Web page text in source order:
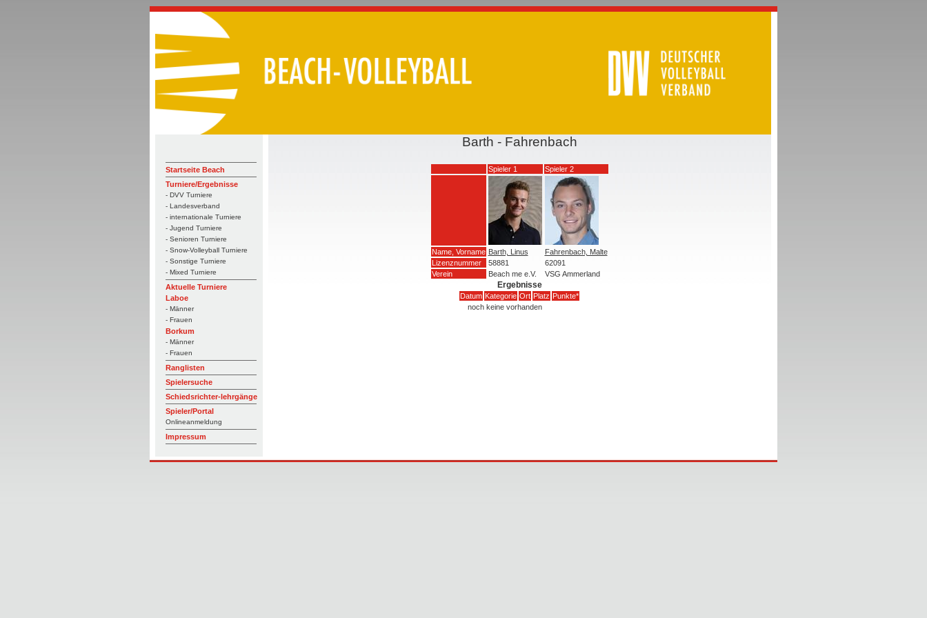
Startseite Beach
Turniere/Ergebnisse
- DVV Turniere
- Landesverband
- internationale Turniere
- Jugend Turniere
- Senioren Turniere
- Snow-Volleyball Turniere
- Sonstige Turniere
- Mixed Turniere
Aktuelle Turniere
Laboe
- Männer
- Frauen
Borkum
- Männer
- Frauen
Ranglisten
Spielersuche
Schiedsrichter-lehrgänge
Spieler/Portal
Onlineanmeldung
Impressum
Barth - Fahrenbach
Spieler 1 Spieler 2
Name, Vorname Barth, Linus
Fahrenbach, Malte
Lizenznummer
58881
62091
Verein
Beach me e.V. VSG Ammerland
Ergebnisse
Datum Kategorie Ort Platz Punkte*
noch keine vorhanden